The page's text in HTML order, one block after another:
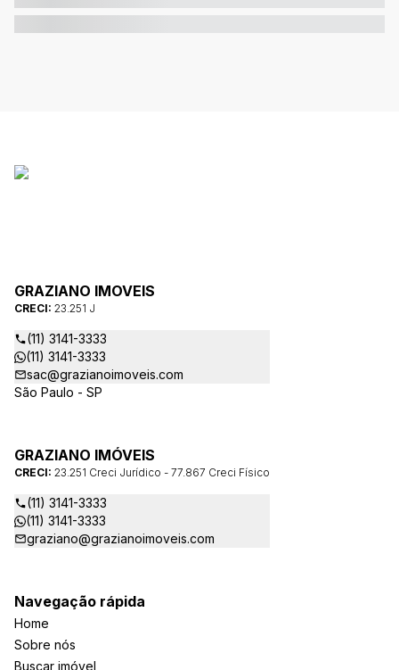
GRAZIANO IMOVEIS
CRECI: 23.251 J
(11) 3141-3333
(11) 3141-3333
sac@grazianoimoveis.com
São Paulo - SP
GRAZIANO IMÓVEIS
CRECI: 23.251 Creci Jurídico - 77.867 Creci Físico
(11) 3141-3333
(11) 3141-3333
graziano@grazianoimoveis.com
Navegação rápida
Home
Sobre nós
Buscar imóvel